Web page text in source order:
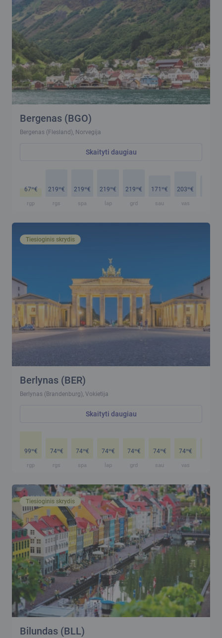
Bergenas (BGO)
Bergenas (Flesland), Norvegija
Skaityti daugiau
6799€
rgp
21999€
rgs
21999€
spa
21999€
lap
21999€
grd
171 99€
sau
20399€
vas
Tiesioginis skrydis
Berlynas (BER)
Berlynas (Brandenburg), Vokietija
Skaityti daugiau
9999€
rgp
7499€
rgs
7499€
spa
7499€
lap
7499€
grd
7499€
sau
7499€
vas
Tiesioginis skrydis
Bilundas (BLL)